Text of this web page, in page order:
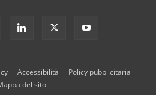
Accessibilità
Policy pubblicitaria
del sito